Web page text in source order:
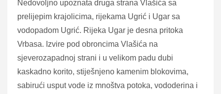
Nedovoljno upoznata druga strana Vlašića sa
prelijepim krajolicima, rijekama Ugrić i Ugar sa
vodopadom Ugrić. Rijeka Ugar je desna pritoka
Vrbasa. Izvire pod obroncima Vlašića na
sjeverozapadnoj strani i u velikom padu dubi
kaskadno korito, stiješnjeno kamenim blokovima,
sabirući usput vode iz mnoštva potoka, vododerina i